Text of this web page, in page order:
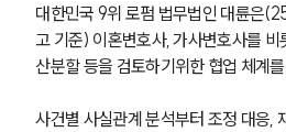
대한민국 9위 로펌 법무법인 대륜은
고 기준) 이혼변호사, 가사변호사를 비
산분할 등을 검토하기위한 협업 체계
사건별 사실관계 분석부터 조정 대응,